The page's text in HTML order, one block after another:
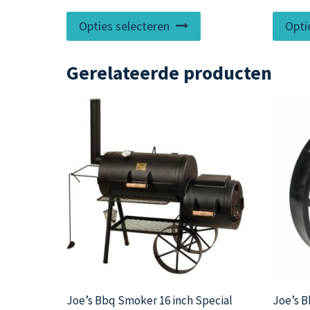
tot
€ 269,95
Opties selecteren
product
meerdere
worden
op
de
productpagina
Gerelateerde producten
Joe’s Bbq Smoker 16 inch Special
Joe’s